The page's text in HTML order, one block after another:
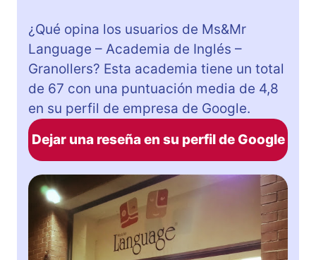
¿Qué opina los usuarios de Ms&Mr
Language – Academia de Inglés –
Granollers? Esta academia tiene un total
de 67 con una puntuación media de 4,8
en su perfil de empresa de Google.
Dejar una reseña en su perfil de Google